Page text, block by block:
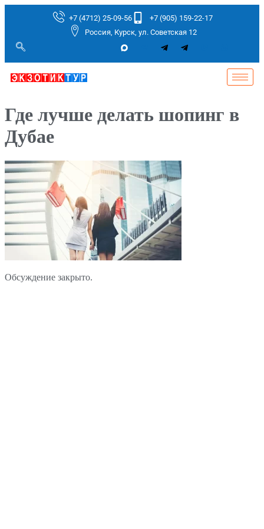
+7 (4712) 25-09-56
+7 (905) 159-22-17
Россия, Курск, ул. Советская 12
Где лучше делать шопинг в
Дубае
Обсуждение закрыто.